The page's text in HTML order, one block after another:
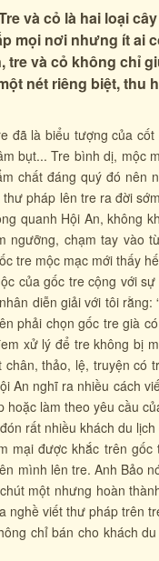
và cỏ là hai loại
mọi nơi nhưng ít ai
tre và cỏ không chỉ
nét riêng biệt, thu
đã là biểu tượng của
bụt... Tre bình dị, mộc
chất đáng quý đó nên
pháp lên tre ra đời
quanh Hội An, không
ngưỡng, chạm tay vào
tre mộc mạc mới thấy
của gốc tre cộng với
diễn giải với tôi
phải chọn gốc tre già
xử lý để tre không bị
chân, thảo, lệ, truyện có
An nghĩ ra nhiều cách
hoặc làm theo yêu cầu
rất nhiều khách du
mại được khắc trên
mình lên tre. Anh Bảo
một nhưng hoàn
nghề viết thư pháp trên
chỉ bán cho khách